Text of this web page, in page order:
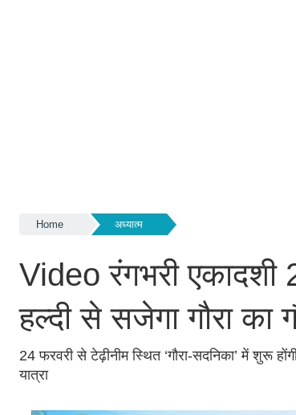
Home अध्यात्म
Video रंगभरी एकादशी
हल्दी से सजेगा गौरा का
24 फरवरी से टेढ़ीनीम स्थित ‘गौरा-सदनिका’ में शुरू
यात्रा